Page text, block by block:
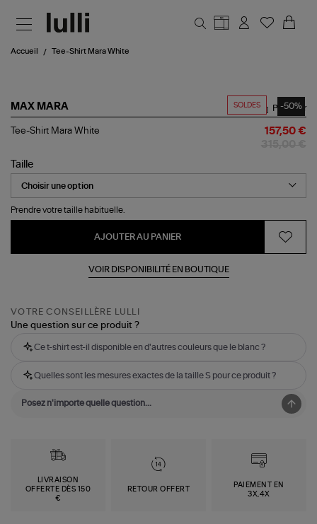
Accueil Tee-Shirt Mara White
SOLDES -50%
MAX MARA
Tee-
White
Partager
Tee-Shirt Mara White 157,50 €
Taille
Prendre votre taille habituelle.
AJOUTER AU PANIER
VOIR DISPONIBILITÉ EN BOUTIQUE
VOTRE CONSEILLÈRE LULLI
Une question sur ce produit ?
Ce t-shirt est-il disponible en d'autres couleurs que le blanc ?
Quelles sont les mesures exactes de la taille S pour ce produit ?
LIVRAISON
OFFERTE DÈS 150
€
RETOUR OFFERT
PAIEMENT EN
3X,4X